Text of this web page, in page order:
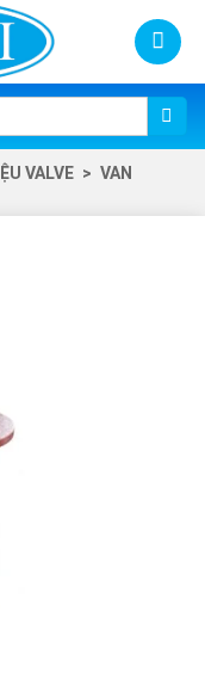
VALVE > VAN